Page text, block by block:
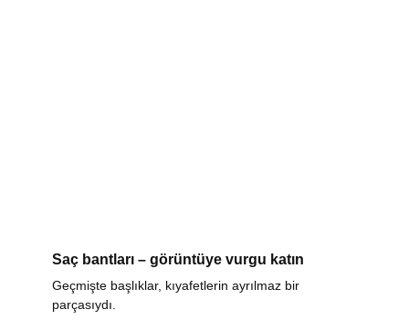
Saç bantları – görüntüye vurgu katın
Geçmişte başlıklar, kıyafetlerin ayrılmaz bir
parçasıydı.